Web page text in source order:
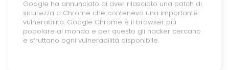
Google ha annunciato di aver rilasciato una patch di
sicurezza a Chrome che conteneva una importante
vulnerabilità. Google Chrome è il browser più
popolare al mondo e per questo gli hacker cercano
e sfruttano ogni vulnerabilità disponibile.